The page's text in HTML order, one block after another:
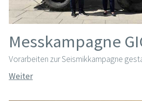
Messkampagne
Vorarbeiten zur Seismikkampagne
Weiter